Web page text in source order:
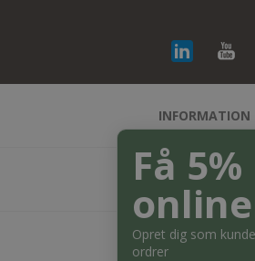
INFORMATION
KUNDESERVICE
MIN KONTO
Få 5%
Opret dig som
ordrer